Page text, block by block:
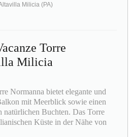
Milicia (PA)
Torre
Milicia
Normanna bietet elegante und
mit Meerblick sowie einen
natürlichen Buchten. Das Torre
Küste in der Nähe von